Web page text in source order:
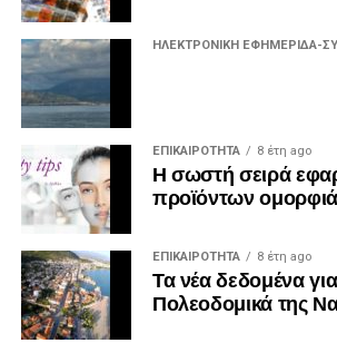
ΗΛΕΚΤΡΟΝΙΚΗ ΕΦΗΜΕΡΙΔΑ-
ΕΠΙΚΑΙΡΟΤΗΤΑ 8 έτη ago
Η σωστή σειρά
προϊόντων
ΕΠΙΚΑΙΡΟΤΗΤΑ 8 έτη ago
Τα νέα δεδομένα
Πολεοδομικά της